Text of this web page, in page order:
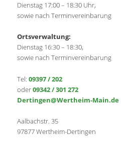
Dienstag 17:00 – 18:30 Uhr,
sowie nach Terminvereinbarung
Ortsverwaltung:
Dienstag 16:30 – 18:30,
sowie nach Terminvereinbarung
Tel:09397 / 202
oder09342 / 301 272
Dertingen@Wertheim-Main.de
Aalbachstr. 35
97877 Wertheim-Dertingen